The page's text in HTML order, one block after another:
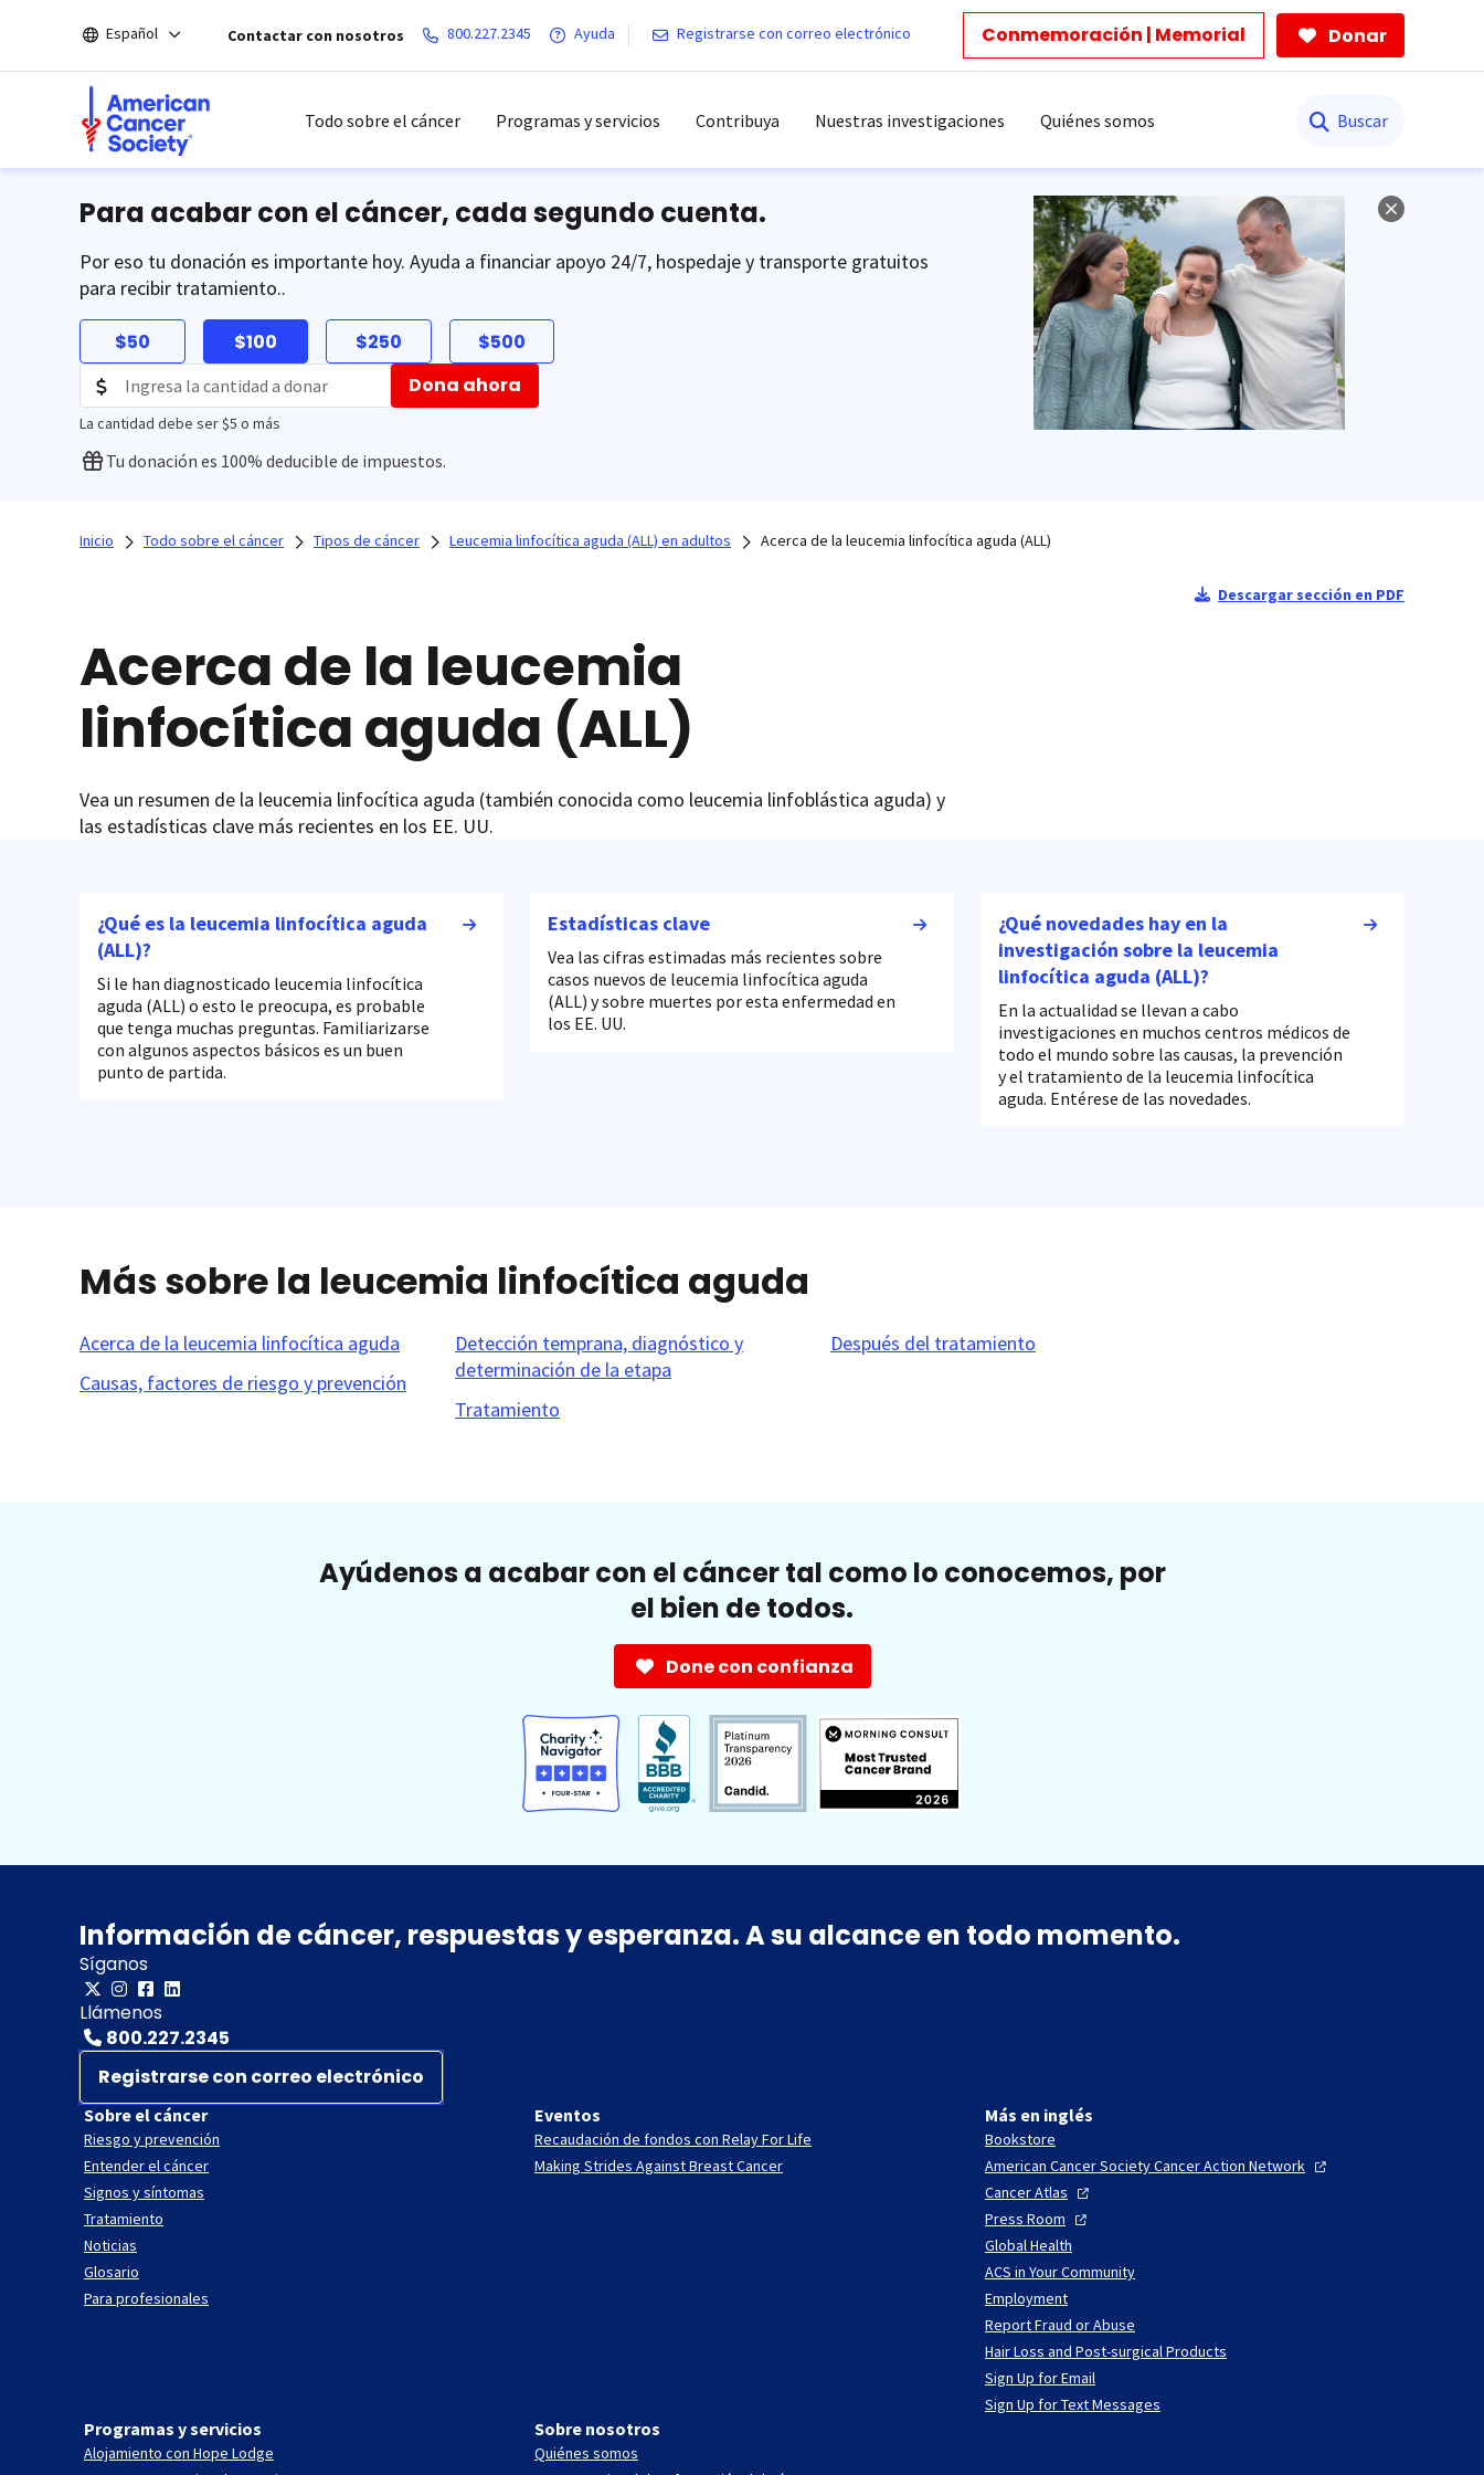
el
Español Contactar con nosotros 800.227.2345 Ayuda Registrarse con correo electrónico Conmemoración | Memorial Donar
Todo sobre el cáncer Programas y servicios Contribuya Nuestras investigaciones Quiénes somos
Para acabar con el cáncer, cada segundo cuenta.
Por eso tu donación es importante hoy. Ayuda a financiar apoyo 24/7, hospedaje y transporte gratuitos
para recibir tratamiento..
$50 $100 $250 $500
La cantidad debe ser $5 o más
Dona ahora
Tu donación es 100% deducible de impuestos.
Inicio Todo sobre el cáncer Tipos de cáncer Leucemia linfocítica aguda (ALL) en adultos Acerca de la leucemia linfocítica aguda (ALL)
Descargar sección en PDF
Acerca de la leucemia
linfocítica aguda (ALL)
Vea un resumen de la leucemia linfocítica aguda (también conocida como leucemia linfoblástica aguda) y
las estadísticas clave más recientes en los EE. UU.
¿Qué es la leucemia linfocítica aguda
(ALL)?
Si le han diagnosticado leucemia linfocítica
aguda (ALL) o esto le preocupa, es probable
que tenga muchas preguntas. Familiarizarse
con algunos aspectos básicos es un buen
punto de partida.
Estadísticas clave
Vea las cifras estimadas más recientes sobre
casos nuevos de leucemia linfocítica aguda
(ALL) y sobre muertes por esta enfermedad en
los EE. UU.
¿Qué novedades hay en la
investigación sobre la leucemia
linfocítica aguda (ALL)?
En la actualidad se llevan a cabo
investigaciones en muchos centros médicos de
todo el mundo sobre las causas, la prevención
y el tratamiento de la leucemia linfocítica
aguda. Entérese de las novedades.
Más sobre la leucemia linfocítica aguda
Acerca de la leucemia linfocítica aguda
Causas, factores de riesgo y prevención
Detección temprana, diagnóstico y
determinación de la etapa
Tratamiento
Después del tratamiento
Ayúdenos a acabar con el cáncer tal como lo conocemos, por
el bien de todos.
Done con confianza
Información de cáncer, respuestas y esperanza. A su alcance en todo momento.
Síganos
Llámenos
800.227.2345
Registrarse con correo electrónico
Sobre el cáncer
Riesgo y prevención
Entender el cáncer
Signos y síntomas
Tratamiento
Noticias
Glosario
Para profesionales
Eventos
Recaudación de fondos con Relay For Life
Making Strides Against Breast Cancer
Más en inglés
Bookstore
American Cancer Society Cancer Action Network
CancerAtlas
Press Room
Global Health
ACS in Your Community
Employment
Report Fraud or Abuse
Hair Loss and Post-surgical Products
Sign Up for Email
Sign Up for Text Messages
Programas y servicios
Alojamiento con Hope Lodge
Sobre nosotros
Quiénes somos